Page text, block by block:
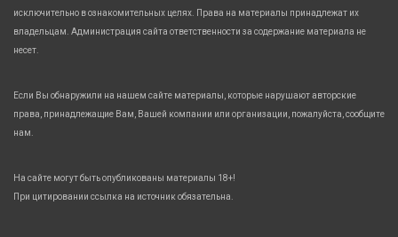
исключительно в ознакомительных целях. Права на материалы принадлежат их
владельцам. Администрация сайта ответственности за содержание материала не
несет.
Если Вы обнаружили на нашем сайте материалы, которые нарушают авторские
права, принадлежащие Вам, Вашей компании или организации, пожалуйста, сообщите
нам.
На сайте могут быть опубликованы материалы 18+!
При цитировании ссылка на источник обязательна.